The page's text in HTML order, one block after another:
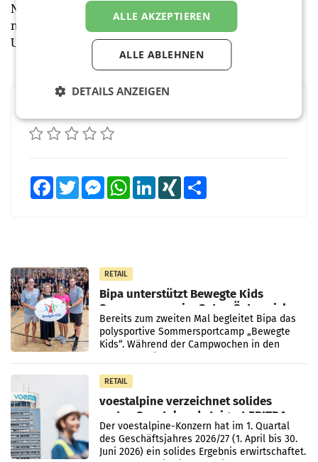
Natur. Das Motto des Institutes lautet: Alles ist
miteinander verbunden – jeder kann einen
Unterschied machen.
FacebookTwitter MessengerWhatsAppLinkedInXING
RETAIL
Bipa unterstützt Bewegte Kids
Sommercamps im Osten Österreichs
Bereits zum zweiten Mal begleitet Bipa das
polysportive Sommersportcamp „Bewegte
Kids“. Während der Campwochen in den
RETAIL
voestalpine verzeichnet solides
erstes Quartal und steigert EBITDA
Der voestalpine-Konzern hat im 1. Quartal
des Geschäftsjahres 2026/27 (1. April bis 30.
Juni 2026) ein solides Ergebnis erwirtschaftet.
ALLE AKZEPTIEREN
ALLE ABLEHNEN
DETAILS ANZEIGEN